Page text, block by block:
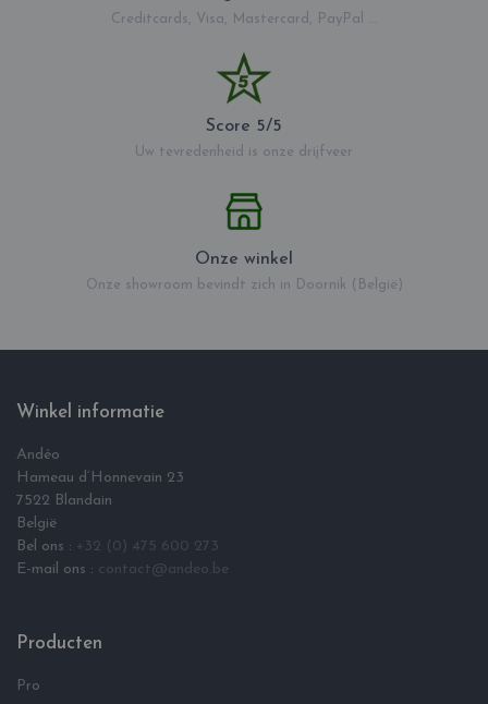
Creditcards, Visa, Mastercard, PayPal ...
Score 5/5
Uw tevredenheid is onze drijfveer
Onze winkel
Onze showroom bevindt zich in Doornik (België)
Winkel informatie
Andéo
Hameau d‘Honnevain 23
7522 Blandain
België
Bel ons : +32 (0) 475 600 273
E-mail ons : contact@andeo.be
Producten
Pro